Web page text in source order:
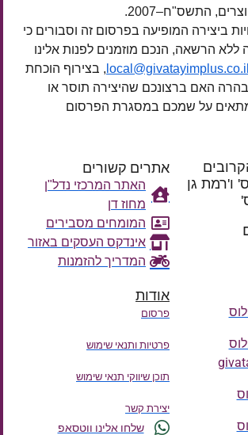
ביצירה המופיעה בפרסום זה וסבורים כי
הרשאה, הנכם מוזמנים לפנות אלינו
local@givatayimplus.co.il , בצירוף הוכחת
האם ברצונכם שהיצירה תוסר או
מתאים על שמכם במסגרת הפרסום
ו'רמת גן
אתרים קשורים
האתר המרכזי נדל"ן
מחוז דן
המומחים מסבירים
אינדקס העסקים באזור
המדריך להזמנות
אודות
פרסום
פרטיות ותנאי שימוש
תוכן שיווקי תנאי שימוש
יצירת קשר
שלחו אלינו ווטסאפ